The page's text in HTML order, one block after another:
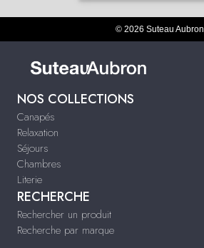
© 2026 Suteau Aubron
NOS COLLECTIONS
Canapés
Relaxation
Séjours
Chambres
Literie
RECHERCHE
Rechercher un produit
Recherche par marque